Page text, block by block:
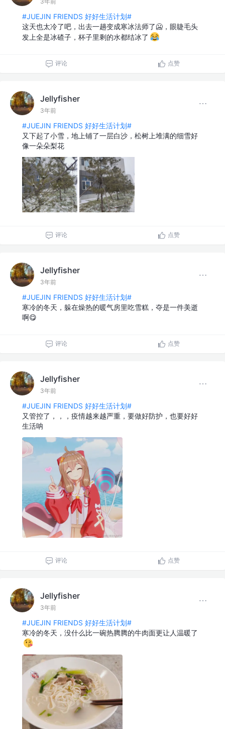
#JUEJIN FRIENDS 好好生活计划#
这天也太冷了吧，出去一趟变成寒冰法师了🥶，眼睫毛头
发上全是冰碴子，杯子里剩的水都结冰了
评论 点赞
Jellyfisher
3年前
#JUEJIN FRIENDS 好好生活计划#
又下起了小雪，地上铺了一层白沙，松树上堆满的细雪好
像一朵朵梨花
评论 点赞
Jellyfisher
3年前
#JUEJIN FRIENDS 好好生活计划#
寒冷的冬天，躲在燥热的暖气房里吃雪糕，夺是一件美逝
啊😋
评论 点赞
Jellyfisher
3年前
#JUEJIN FRIENDS 好好生活计划#
又管控了，，，疫情越来越严重，要做好防护，也要好好
生活呐
评论 点赞
Jellyfisher
3年前
#JUEJIN FRIENDS 好好生活计划#
寒冷的冬天，没什么比一碗热腾腾的牛肉面更让人温暖了